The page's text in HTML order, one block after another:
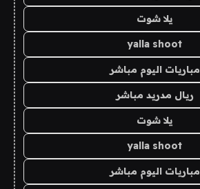
يلا شوت
yalla shoot
مباريات اليوم مباشر
ريال مدريد مباشر
يلا شوت
yalla shoot
مباريات اليوم مباشر